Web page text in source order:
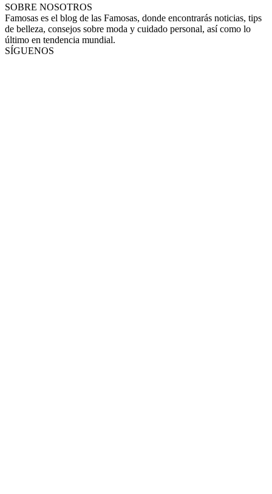
SOBRE NOSOTROS
Famosas es el blog de las Famosas, donde encontrarás noticias, tips
de belleza, consejos sobre moda y cuidado personal, así como lo
último en tendencia mundial.
SÍGUENOS